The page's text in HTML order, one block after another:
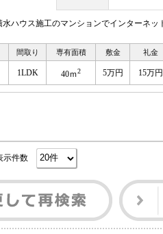
ハウス施工のマンションでインターネッ
間取り 専有面積 敷金 礼金
1LDK 40ｍ2 5万円 15万円
示件数